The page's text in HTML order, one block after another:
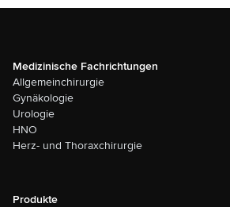
Medizinische Fachrichtungen
Allgemeinchirurgie
Gynäkologie
Urologie
HNO
Herz- und Thoraxchirurgie
Produkte